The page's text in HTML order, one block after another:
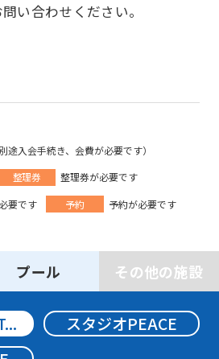
い合わせください。
途入会手続き、会費が必要です）
整理券
整理券が必要です
要です 予約 予約が必要です
プール その他の施設
スタジオPEACE
For